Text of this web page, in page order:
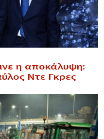
η αποκάλυψη:
Ντε Γκρες